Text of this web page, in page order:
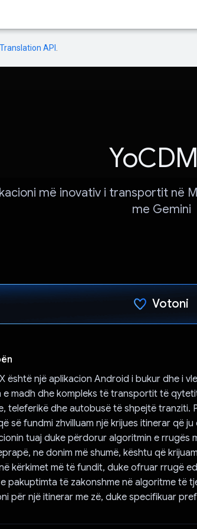
API
më inovativ i transportit në
me Gemini
Votoni
është një aplikacion Android i bukur dhe i
e madh dhe kompleks të transportit të
teleferikë dhe autobusë të shpejtë tranziti.
së fundmi zhvilluam një krijues itinerar që
tuaj duke përdorur algoritmin e rrugës
ne donim më shumë, kështu që
kërkimet më të fundit, duke ofruar rrugë
pakuptimta të zakonshme në algoritme të
për një itinerar me zë, duke specifikuar